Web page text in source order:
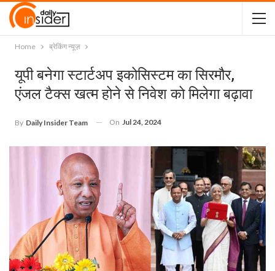
Home ब्रेकिंग न्यूज़
यूपी बनेगा स्टार्टअप इकोसिस्टम का सिरमौर,
एंजल टैक्स खत्म होने से निवेश को मिलेगा बढ़ावा
By Daily Insider Team On Jul 24, 2024